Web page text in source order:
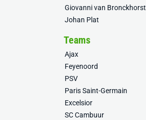
Giovanni van Bronckhorst
Johan Plat
Teams
Ajax
Feyenoord
PSV
Paris Saint-Germain
Excelsior
SC Cambuur